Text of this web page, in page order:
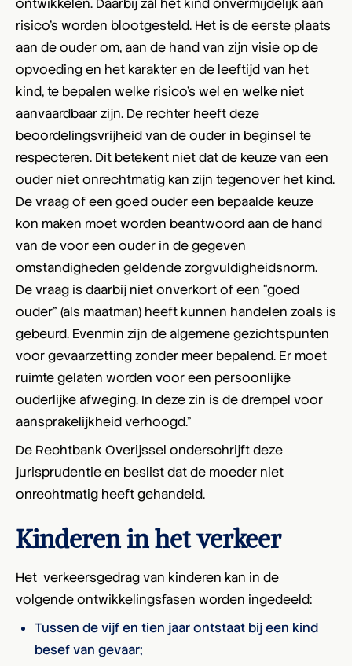
ontwikkelen. Daarbij zal het kind onvermijdelijk aan
risico’s worden blootgesteld. Het is de eerste plaats
aan de ouder om, aan de hand van zijn visie op de
opvoeding en het karakter en de leeftijd van het
kind, te bepalen welke risico’s wel en welke niet
aanvaardbaar zijn. De rechter heeft deze
beoordelingsvrijheid van de ouder in beginsel te
respecteren. Dit betekent niet dat de keuze van een
ouder niet onrechtmatig kan zijn tegenover het kind.
De vraag of een goed ouder een bepaalde keuze
kon maken moet worden beantwoord aan de hand
van de voor een ouder in de gegeven
omstandigheden geldende zorgvuldigheidsnorm.
De vraag is daarbij niet onverkort of een “goed
ouder” (als maatman) heeft kunnen handelen zoals is
gebeurd. Evenmin zijn de algemene gezichtspunten
voor gevaarzetting zonder meer bepalend. Er moet
ruimte gelaten worden voor een persoonlijke
ouderlijke afweging. In deze zin is de drempel voor
aansprakelijkheid verhoogd.”
De Rechtbank Overijssel onderschrijft deze
jurisprudentie en beslist dat de moeder niet
onrechtmatig heeft gehandeld.
Kinderen in het verkeer
Het verkeersgedrag van kinderen kan in de
volgende ontwikkelingsfasen worden ingedeeld:
Tussen de vijf en tien jaar ontstaat bij een kind
besef van gevaar;